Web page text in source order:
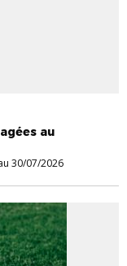
au
30/07/2026